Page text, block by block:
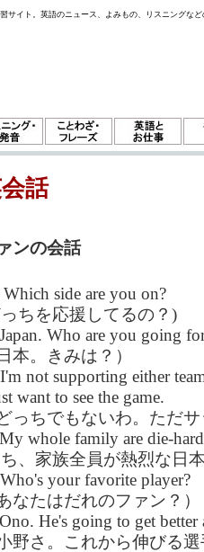
サイト。英語のニュース、よみもの、リスニングな
話
ンの会話
side are you on?
ちを応援してるの？)
Who are you going
本。きみは？）
not supporting either
want to see the game.
どっちでもないわ。ただ
whole family are die-hard
、家族全員が熱烈な日
your favorite player?
なたはだれのファン？）
He's going to get better
小野さ。これから伸びる